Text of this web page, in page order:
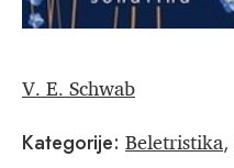
V. E. Schwab
Kategorije: Beletristika,